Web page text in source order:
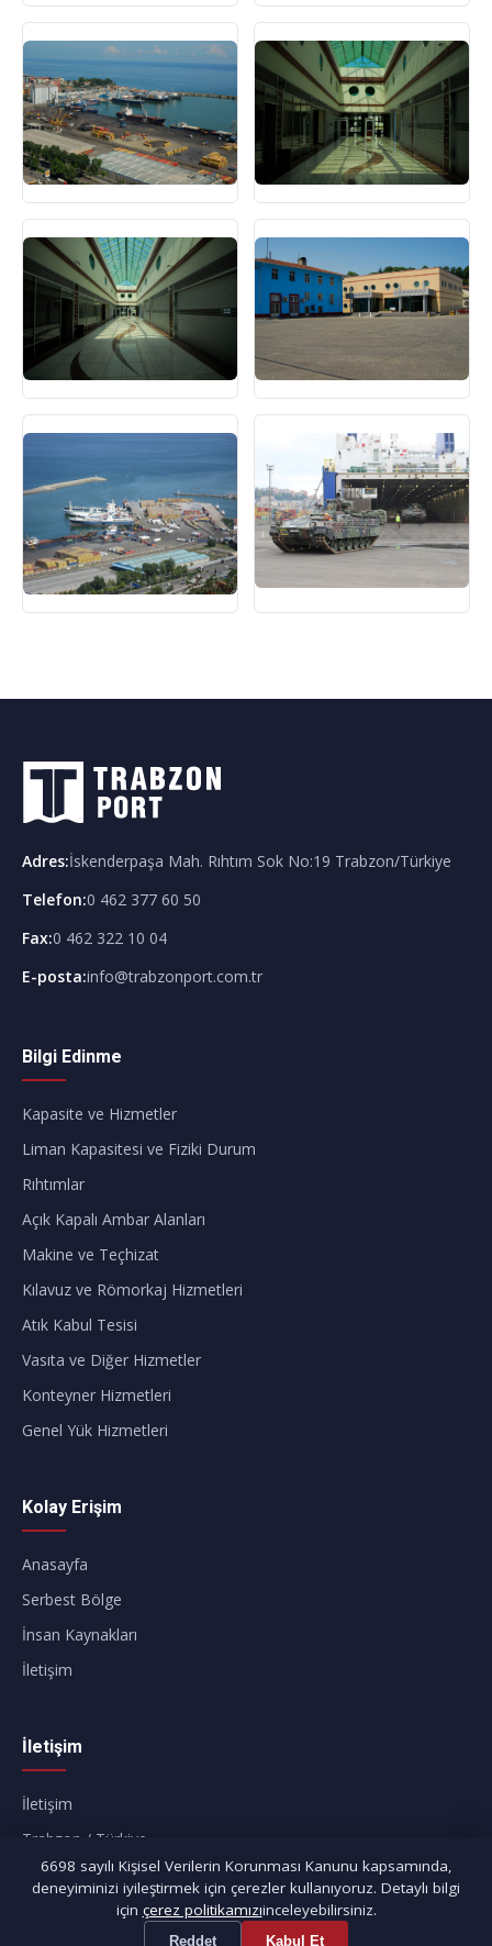
Adres:İskenderpaşa Mah. Rıhtım Sok No:19 Trabzon/Türkiye
Telefon:0 462 377 60 50
Fax:0 462 322 10 04
E-posta:info@trabzonport.com.tr
Bilgi Edinme
Kapasite ve Hizmetler
Liman Kapasitesi ve Fiziki Durum
Rıhtımlar
Açık Kapalı Ambar Alanları
Makine ve Teçhizat
Kılavuz ve Römorkaj Hizmetleri
Atık Kabul Tesisi
Vasıta ve Diğer Hizmetler
Konteyner Hizmetleri
Genel Yük Hizmetleri
Kolay Erişim
Anasayfa
Serbest Bölge
İnsan Kaynakları
İletişim
İletişim
İletişim
Trabzon / Türkiye
6698 sayılı Kişisel Verilerin Korunması Kanunu kapsamında,
deneyiminizi iyileştirmek için çerezler kullanıyoruz. Detaylı bilgi
için çerez politikamızıinceleyebilirsiniz.
Reddet Kabul Et